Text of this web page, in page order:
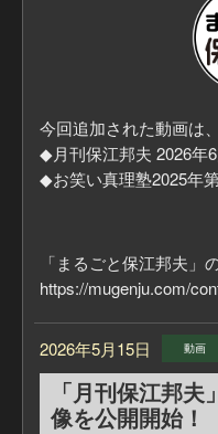
今回追加された動画は、
◆月刊保江邦夫 2026年
◆お笑い真理塾2025年
「まるごと保江邦夫」
https://mugenju.com/
2026年5月15日 動画
「月刊保江邦
像を公開開始！